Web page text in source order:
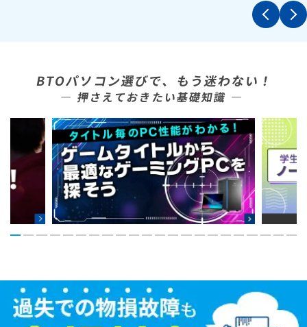
BTOパソコン選びで、もう迷わない！
― 押さえておきたい基礎知識 ―